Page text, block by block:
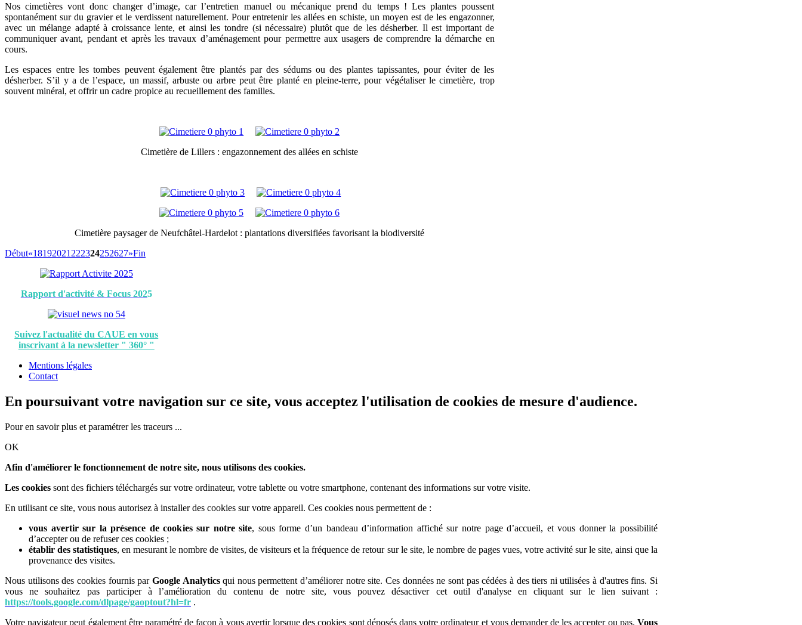
Nos cimetières vont donc changer d’image, car l’entretien manuel ou mécanique prend du temps ! Les plantes poussent
spontanément sur du gravier et le verdissent naturellement. Pour entretenir les allées en schiste, un moyen est de les engazonner,
avec un mélange adapté à croissance lente, et ainsi les tondre (si nécessaire) plutôt que de les désherber. Il est important de
communiquer avant, pendant et après les travaux d’aménagement pour permettre aux usagers de comprendre la démarche en
cours.
Les espaces entre les tombes peuvent également être plantés par des sédums ou des plantes tapissantes, pour éviter de les
désherber. S’il y a de l’espace, un massif, arbuste ou arbre peut être planté en pleine-terre, pour végétaliser le cimetière, trop
souvent minéral, et offrir un cadre propice au recueillement des familles.
Cimetière de Lillers : engazonnement des allées en schiste
Cimetière paysager de Neufchâtel-Hardelot : plantations diversifiées favorisant la biodiversité
Début«18192021 222324252627»Fin
Rapport d'activité & Focus 2025
Suivez l'actualité du CAUE en vous
inscrivant à la newsletter " 360° "
Mentions légales
Contact
En poursuivant votre navigation sur ce site, vous acceptez l'utilisation de cookies de mesure d'audience.
Pour en savoir plus et paramétrer les traceurs ...
OK
Afin d'améliorer le fonctionnement de notre site, nous utilisons des cookies.
Les cookies sont des fichiers téléchargés sur votre ordinateur, votre tablette ou votre smartphone, contenant des informations sur votre visite.
En utilisant ce site, vous nous autorisez à installer des cookies sur votre appareil. Ces cookies nous permettent de :
vous avertir sur la présence de cookies sur notre site, sous forme d’un bandeau d’information affiché sur notre page d’accueil, et vous donner la possibilité
d’accepter ou de refuser ces cookies ;
établir des statistiques, en mesurant le nombre de visites, de visiteurs et la fréquence de retour sur le site, le nombre de pages vues, votre activité sur le site, ainsi que la
provenance des visites.
Nous utilisons des cookies fournis par Google Analyticsqui nous permettent d’améliorer notre site. Ces données ne sont pas cédées à des tiers ni utilisées à d'autres fins. Si
vous ne souhaitez pas participer à l’amélioration du contenu de notre site, vous pouvez désactiver cet outil d'analyse en cliquant sur le lien suivant :
https://tools.google.com/dlpage/gaoptout?hl=fr .
Votre navigateur peut également être paramétré de façon à vous avertir lorsque des cookies sont déposés dans votre ordinateur et vous demander de les accepter ou pas. Vous